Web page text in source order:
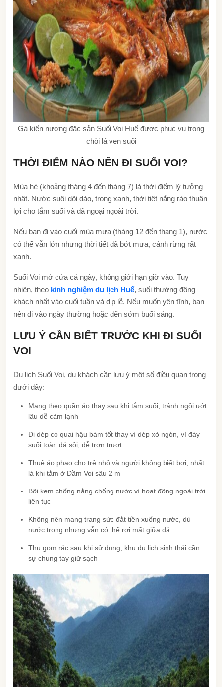
Gà kiến nướng đặc sản Suối Voi Huế được phục vụ trong
chòi lá ven suối
THỜI ĐIỂM NÀO NÊN ĐI SUỐI VOI?
Mùa hè (khoảng tháng 4 đến tháng 7) là thời điểm lý tưởng
nhất. Nước suối dồi dào, trong xanh, thời tiết nắng ráo thuận
lợi cho tắm suối và dã ngoại ngoài trời.
Nếu bạn đi vào cuối mùa mưa (tháng 12 đến tháng 1), nước
có thể vẫn lớn nhưng thời tiết đã bớt mưa, cảnh rừng rất
xanh.
Suối Voi mở cửa cả ngày, không giới hạn giờ vào. Tuy
nhiên, theo kinh nghiệm du lịch Huế, suối thường đông
khách nhất vào cuối tuần và dịp lễ. Nếu muốn yên tĩnh, bạn
nên đi vào ngày thường hoặc đến sớm buổi sáng.
LƯU Ý CẦN BIẾT TRƯỚC KHI ĐI SUỐI
VOI
Du lịch Suối Voi, du khách cần lưu ý một số điều quan trọng
dưới đây:
Mang theo quần áo thay sau khi tắm suối, tránh ngồi ướt
lâu dễ cảm lạnh
Đi dép có quai hậu bám tốt thay vì dép xỏ ngón, vì đáy
suối toàn đá sỏi, dễ trơn trượt
Thuê áo phao cho trẻ nhỏ và người không biết bơi, nhất
là khi tắm ở Đầm Voi sâu 2 m
Bôi kem chống nắng chống nước vì hoạt động ngoài trời
liên tục
Không nên mang trang sức đắt tiền xuống nước, dù
nước trong nhưng vẫn có thể rơi mất giữa đá
Thu gom rác sau khi sử dụng, khu du lịch sinh thái cần
sự chung tay giữ sạch